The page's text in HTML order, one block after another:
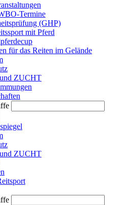
Termine
(GHP)
mit Pferd
für das Reiten im Gelände
ZUCHT
ZUCHT